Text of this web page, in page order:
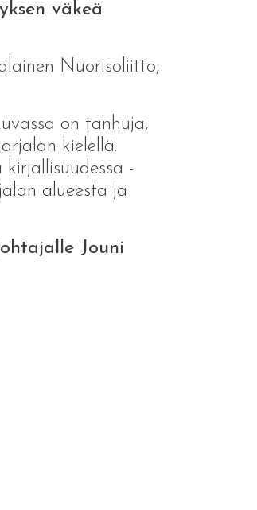
väkeä
Nuorisoliitto,
on tanhuja,
kielellä.
-
alueesta ja
Jouni